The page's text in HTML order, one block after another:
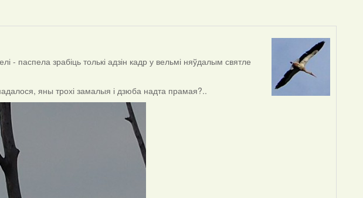
- паспела зрабіць толькі адзін кадр у вельмі няўдалым святле
яны трохі замалыя і дзюба надта прамая?..